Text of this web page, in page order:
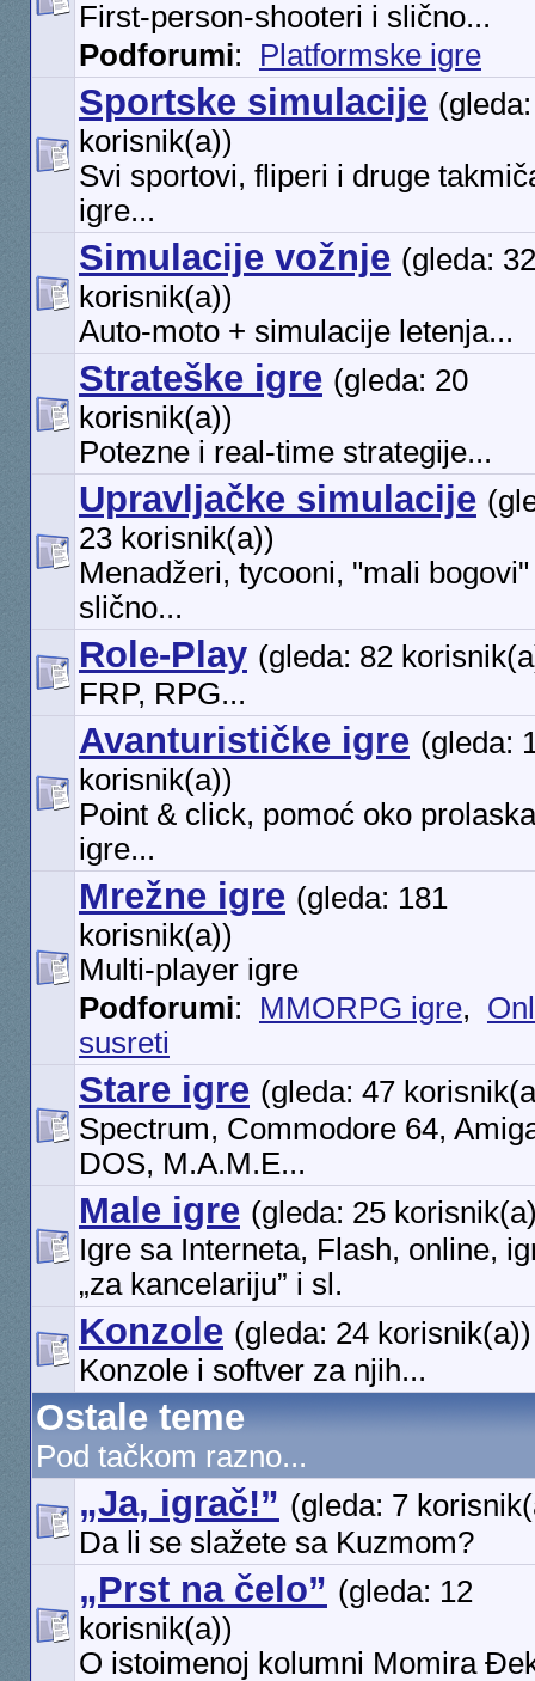
First-person-shooteri i slično...
Podforumi: Platformske igre
Sportske simulacije
korisnik(a))
Svi sportovi, fliperi i druge
igre...
Simulacije vožnje (gleda: 32
korisnik(a))
Auto-moto + simulacije letenja...
Strateške igre (gleda: 20
korisnik(a))
Potezne i real-time strategije...
Upravljačke simulacije
23 korisnik(a))
Menadžeri, tycooni, "mali
slično...
Role-Play (gleda: 82
FRP, RPG...
Avanturističke igre (gleda:
korisnik(a))
Point & click, pomoć oko prolaska
igre...
Mrežne igre (gleda: 181
korisnik(a))
Multi-player igre
Podforumi: MMORPG igre,
susreti
Stare igre (gleda: 47
Spectrum, Commodore 64,
DOS, M.A.M.E...
Male igre (gleda: 25
Igre sa Interneta, Flash, online,
„za kancelariju” i sl.
Konzole (gleda: 24 korisnik(a))
Konzole i softver za njih...
Ostale teme
Pod tačkom razno...
„Ja, igrač!” (gleda: 7
Da li se slažete sa Kuzmom?
„Prst na čelo” (gleda: 12
korisnik(a))
O istoimenoj kolumni Momira